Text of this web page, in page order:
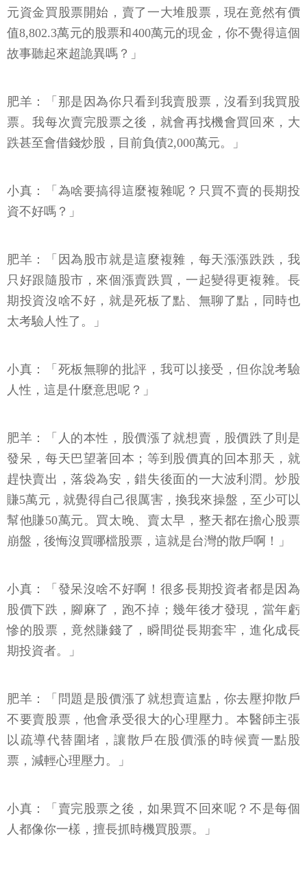
元資金買股票開始，賣了一大堆股票，現在竟然有價
值8,802.3萬元的股票和400萬元的現金，你不覺得這個
故事聽起來超詭異嗎？」
肥羊：「那是因為你只看到我賣股票，沒看到我買股
票。我每次賣完股票之後，就會再找機會買回來，大
跌甚至會借錢炒股，目前負債2,000萬元。」
小真：「為啥要搞得這麼複雜呢？只買不賣的長期投
資不好嗎？」
肥羊：「因為股市就是這麼複雜，每天漲漲跌跌，我
只好跟隨股市，來個漲賣跌買，一起變得更複雜。長
期投資沒啥不好，就是死板了點、無聊了點，同時也
太考驗人性了。」
小真：「死板無聊的批評，我可以接受，但你說考驗
人性，這是什麼意思呢？」
肥羊：「人的本性，股價漲了就想賣，股價跌了則是
發呆，每天巴望著回本；等到股價真的回本那天，就
趕快賣出，落袋為安，錯失後面的一大波利潤。炒股
賺5萬元，就覺得自己很厲害，換我來操盤，至少可以
幫他賺50萬元。買太晚、賣太早，整天都在擔心股票
崩盤，後悔沒買哪檔股票，這就是台灣的散戶啊！」
小真：「發呆沒啥不好啊！很多長期投資者都是因為
股價下跌，腳麻了，跑不掉；幾年後才發現，當年虧
慘的股票，竟然賺錢了，瞬間從長期套牢，進化成長
期投資者。」
肥羊：「問題是股價漲了就想賣這點，你去壓抑散戶
不要賣股票，他會承受很大的心理壓力。本醫師主張
以疏導代替圍堵，讓散戶在股價漲的時候賣一點股
票，減輕心理壓力。」
小真：「賣完股票之後，如果買不回來呢？不是每個
人都像你一樣，擅長抓時機買股票。」